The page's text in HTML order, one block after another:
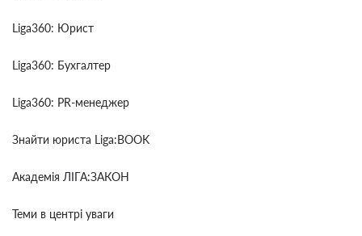
Liga360: Юрист
Liga360: Бухгалтер
Liga360: PR-менеджер
Знайти юриста Liga:BOOK
Академія ЛІГА:ЗАКОН
Теми в центрі уваги